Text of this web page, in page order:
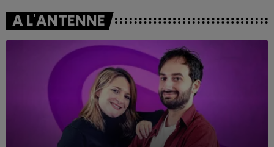
A L'ANTENNE